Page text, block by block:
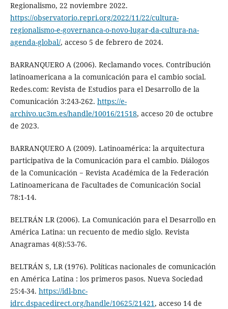
Regionalismo, 22 noviembre 2022.
https://observatorio.repri.org/2022/11/22/cultura-
regionalismo-e-governanca-o-novo-lugar-da-cultura-na-
agenda-global/, acceso 5 de febrero de 2024.
BARRANQUERO A (2006). Reclamando voces. Contribución
latinoamericana a la comunicación para el cambio social.
Redes.com: Revista de Estudios para el Desarrollo de la
Comunicación 3:243-262. https://e-
archivo.uc3m.es/handle/10016/21518, acceso 20 de octubre
de 2023.
BARRANQUERO A (2009). Latinoamérica: la arquitectura
participativa de la Comunicación para el cambio. Diálogos
de la Comunicación − Revista Académica de la Federación
Latinoamericana de Facultades de Comunicación Social
78:1-14.
BELTRÁN LR (2006). La Comunicación para el Desarrollo en
América Latina: un recuento de medio siglo. Revista
Anagramas 4(8):53-76.
BELTRÁN S, LR (1976). Políticas nacionales de comunicación
en América Latina : los primeros pasos. Nueva Sociedad
25:4-34. https://idl-bnc-
idrc.dspacedirect.org/handle/10625/21421, acceso 14 de